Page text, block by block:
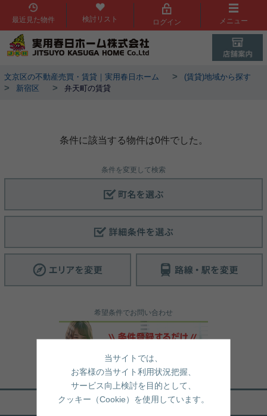
最近見た物件 検討リスト ログイン メニュー
文京区の不動産売買・賃貸｜実用春日ホーム > (賃貸)地域から探す
> 新宿区 > 弁天町の賃貸
条件に該当する物件は0件でした。
条件を変更して検索
希望条件でお問い合わせ
ページトップへ戻る
当サイトでは、
お客様の当サイト利用状況把握、
サービス向上検討を目的として、
クッキー（Cookie）を使用しています。